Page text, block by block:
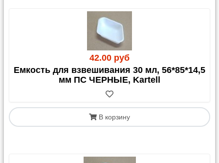
42.00 руб
Емкость для взвешивания 30 мл, 56*85*14,5
мм ПС ЧЕРНЫЕ, Kartell
В корзину